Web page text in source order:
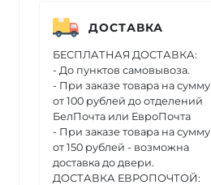
ДОСТАВКА
БЕСПЛАТНАЯ ДОСТАВКА:
- До пунктов самовывоза.
- При заказе товара на сумму
от 100 рублей до отделений
БелПочта или ЕвроПочта
- При заказе товара на сумму
от 150 рублей - возможна
доставка до двери.
ДОСТАВКА ЕВРОПОЧТОЙ: